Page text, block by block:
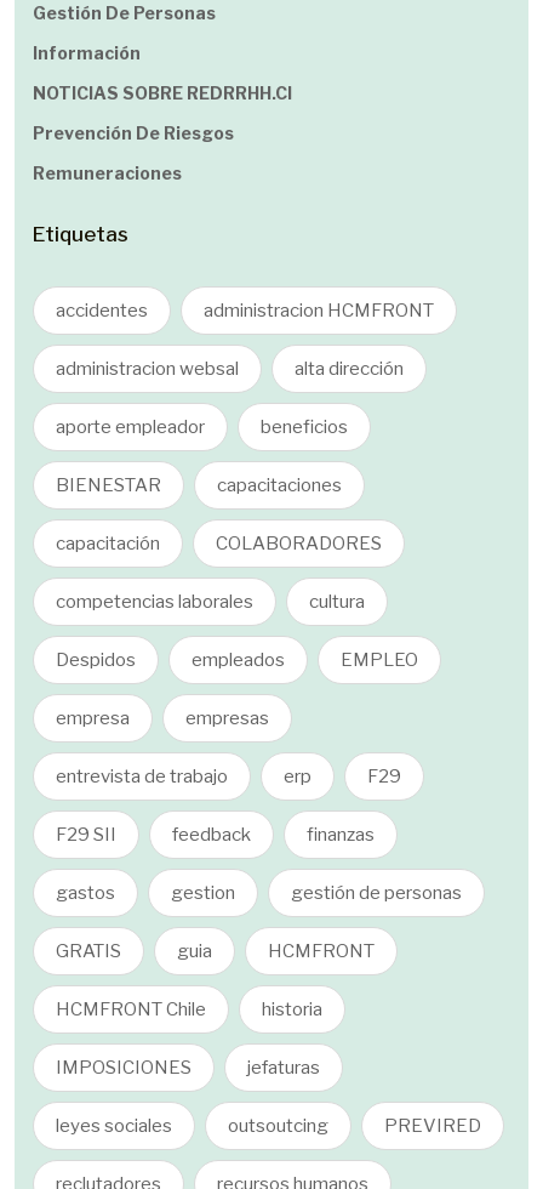
Gestión De Personas
Información
NOTICIAS SOBRE REDRRHH.cl
Prevención De Riesgos
Remuneraciones
Etiquetas
accidentes administracion HCMFRONT
administracion websal alta dirección
aporte empleador beneficios
BIENESTAR capacitaciones
capacitación COLABORADORES
competencias laborales cultura
Despidos empleados EMPLEO
empresa empresas
entrevista de trabajo erp F29
F29 SII feedback finanzas
gastos gestion gestión de personas
GRATIS guia HCMFRONT
HCMFRONT Chile historia
IMPOSICIONES jefaturas
leyes sociales outsoutcing PREVIRED
reclutadores recursos humanos